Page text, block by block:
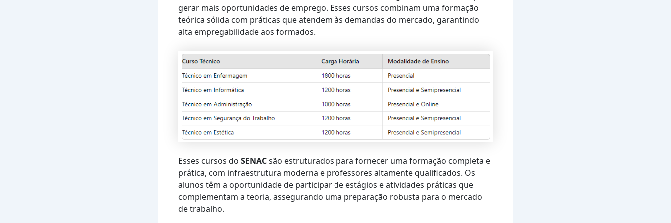
gerar mais oportunidades de emprego. Esses cursos combinam uma formação
teórica sólida com práticas que atendem às demandas do mercado, garantindo
alta empregabilidade aos formados.
Esses cursos do SENACsão estruturados para fornecer uma formação completa e
prática, com infraestrutura moderna e professores altamente qualificados. Os
alunos têm a oportunidade de participar de estágios e atividades práticas que
complementam a teoria, assegurando uma preparação robusta para o mercado
de trabalho.